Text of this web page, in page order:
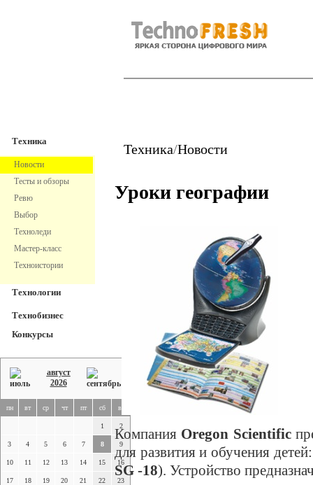
Техника
Новости
Тесты и обзоры
Ревю
Выбор
Техноледи
Мастер-класс
Техноистории
Технологии
Технобизнес
Конкурсы
август
2026
пн вт ср чт пт сб вс
1 2
3 4 5 6 7 8 9
10 11 12 13 14 15 16
17 18 19 20 21 22 23
Техника/Новости
Уроки географии
Компания Oregon Scientific
для развития и обучения
SG -18). Устройство